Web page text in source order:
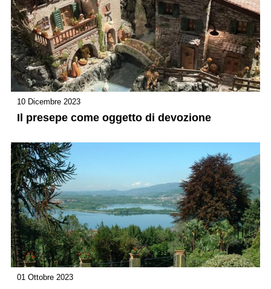
10 Dicembre 2023
Il presepe come oggetto di devozione
01 Ottobre 2023